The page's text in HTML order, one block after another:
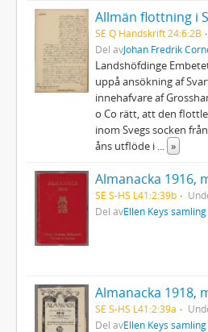
SE Q Handskrift 24:6:2B
Del avJohan Fredrik
Landshöfdinge
uppå ansökning af
innehafvare af
o Co rätt, att den
inom Svegs socken
åns utflöde i
»
Almanacka 1916,
SE S-HS L41:2:39b
Del avEllen Keys samling
Almanacka 1918,
SE S-HS L41:2:39a
Del avEllen Keys samling